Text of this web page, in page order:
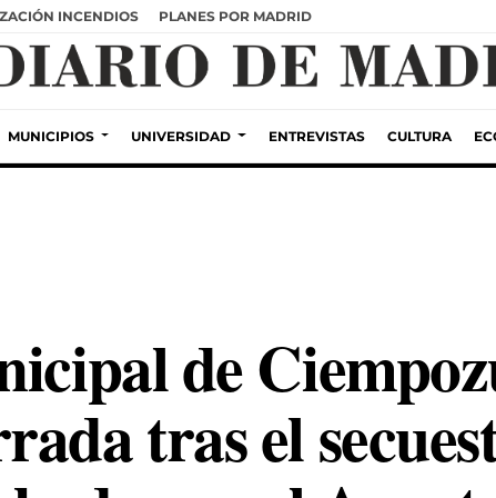
INCENDIOS PLANES POR MADRID
MUNICIPIOS UNIVERSIDAD ENTREVISTAS CULTURA
de
tras el